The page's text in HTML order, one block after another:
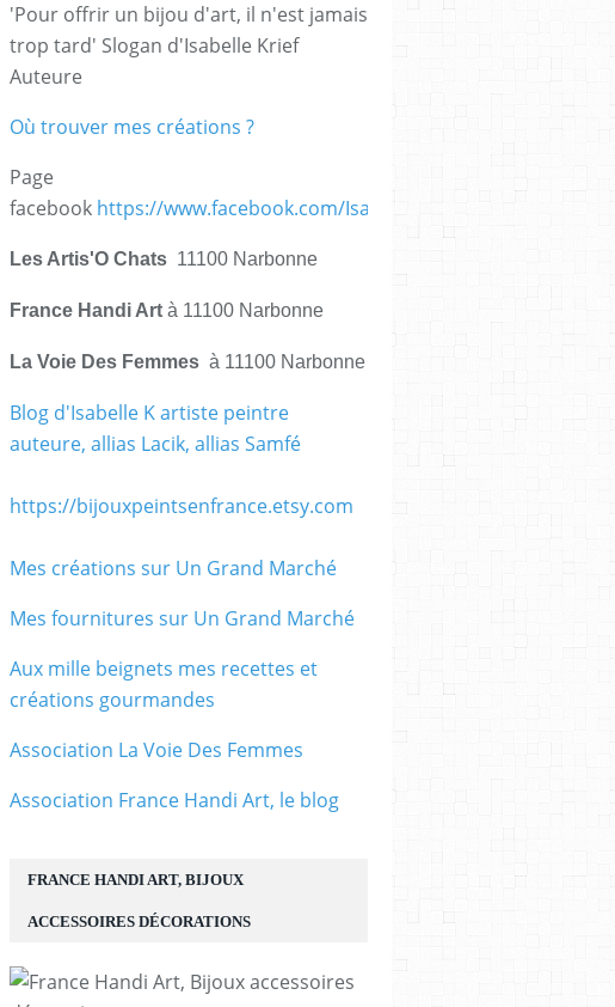
FRANCE HANDI ART, BIJOUX
ACCESSOIRES DÉCORATIONS
'Pour offrir un bijou d'art, il n'est jamais
trop tard' Slogan d'Isabelle Krief
Auteure
Où trouver mes créations ?
Page
facebook https://www.facebook.com/IsabelleKrief.ArtistePeintre/
Les Artis'O Chats 11100 Narbonne
France Handi Art à 11100 Narbonne
La Voie Des Femmes à 11100 Narbonne
Blog d'Isabelle K artiste peintre
auteure, allias Lacik, allias Samfé
https://bijouxpeintsenfrance.etsy.com
Mes créations sur Un Grand Marché
Mes fournitures sur Un Grand Marché
Aux mille beignets mes recettes et
créations gourmandes
Association La Voie Des Femmes
Association France Handi Art, le blog